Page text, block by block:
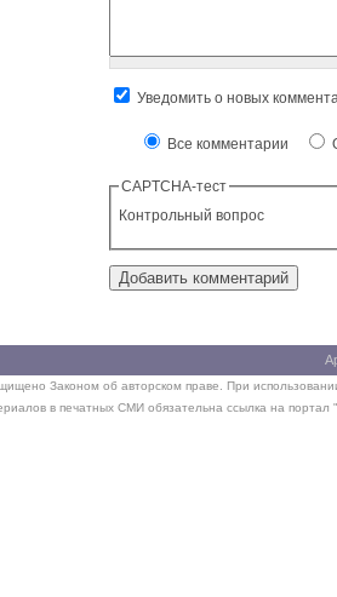
Уведомить о новых
Все комментарии
CAPTCHA-тест
Контрольный вопрос
Законом об авторском праве. При
в печатных СМИ обязательна ссылка на